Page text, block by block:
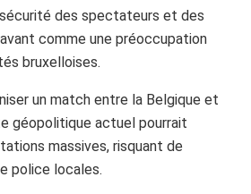
des spectateurs et des
comme une préoccupation
bruxelloises.
un match entre la Belgique et
géopolitique actuel pourrait
massives, risquant de
police locales.